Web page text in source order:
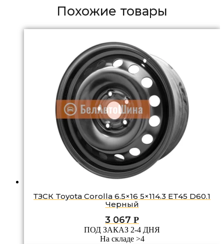
Похожие товары
ТЗСК Toyota Corolla 6.5×16 5×114.3 ET45 D60.1
Черный
3 067 Р
ПОД ЗАКАЗ 2-4 ДНЯ
На складе >4